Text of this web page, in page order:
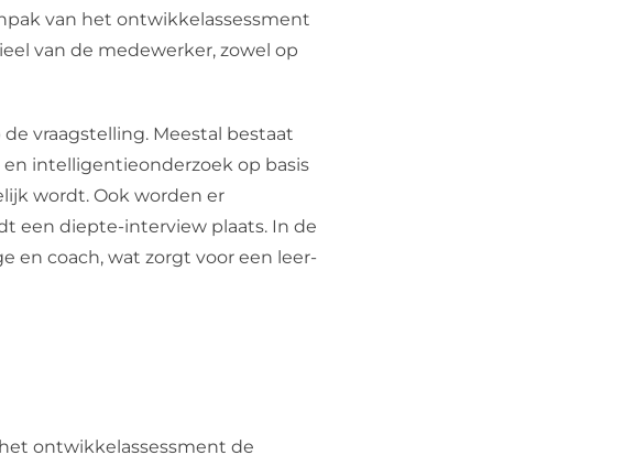
van het ontwikkelassessment
van de medewerker, zowel op
vraagstelling. Meestal bestaat
intelligentieonderzoek op basis
wordt. Ook worden er
een diepte-interview plaats. In de
en coach, wat zorgt voor een leer-
ontwikkelassessment de